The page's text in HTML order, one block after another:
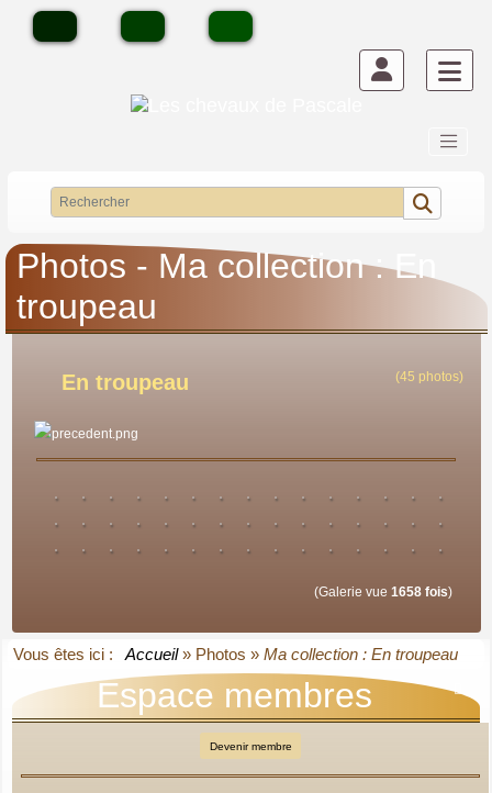
Photos - Ma collection : En
troupeau
En troupeau (45 photos)
(Galerie vue 1658 fois)
Vous êtes ici : Accueil» Photos » Ma collection : En troupeau

Espace membres
Devenir membre